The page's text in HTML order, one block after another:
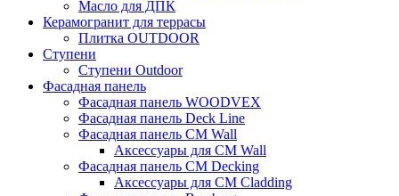
Масло для ДПК
Керамогранит для террасы
Плитка OUTDOOR
Ступени
Ступени Outdoor
Фасадная панель
Фасадная панель WOODVEX
Фасадная панель Deck Line
Фасадная панель CM Wall
Аксессуары для CM Wall
Фасадная панель CM Decking
Аксессуары для CM Cladding